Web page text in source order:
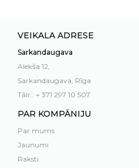
VEIKALA ADRESE
Sarkandaugava
Alekša 12,
Sarkandaugava, Rīga
Tālr.: + 371 297 10 507
PAR KOMPĀNIJU
Par mums
Jaunumi
Raksti